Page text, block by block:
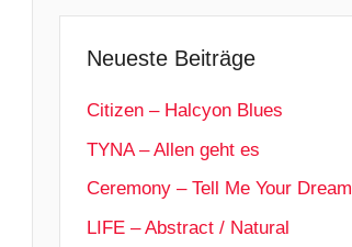
Neueste Beiträge
Citizen – Halcyon Blues
TYNA – Allen geht es
Ceremony – Tell Me Your Dream
LIFE – Abstract / Natural